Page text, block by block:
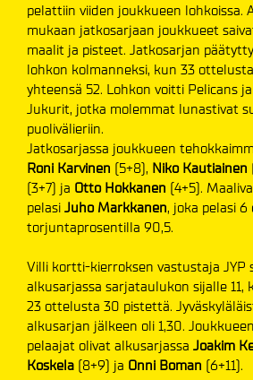
pelattiin viiden joukkueen lohkoissa.
mukaan jatkosarjaan joukkueet
maalit ja pisteet. Jatkosarjan
lohkon kolmanneksi, kun 33
yhteensä 52. Lohkon voitti Pelicans
Jukurit, jotka molemmat lunastivat
puolivälieriin.
Jatkosarjassa joukkueen
Roni Karvinen (5+8), Niko Kautiainen
(3+7) ja Otto Hokkanen (4+5).
pelasi Juho Markkanen, joka pelasi
torjuntaprosentilla 90,5.
Villi kortti-kierroksen vastustaja JYP
alkusarjassa sarjataulukon sijalle 11,
23 ottelusta 30 pistettä.
alkusarjan jälkeen oli 1,30.
pelaajat olivat alkusarjassa Joakim
Koskela (8+9) ja Onni Boman (6+11).